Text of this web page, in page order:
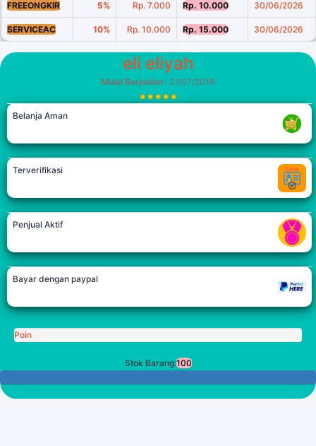
FREEONGKIR 5% Rp. 7.000 Rp. 10.000 30/06/2026
SERVICEAC 10% Rp. 10.000 Rp. 15.000 30/06/2026
eli eliyah
Mulai Berjualan : 21/07/2016
Belanja Aman
Terverifikasi
Penjual Aktif
Bayar dengan paypal
Poin
Stok Barang:100